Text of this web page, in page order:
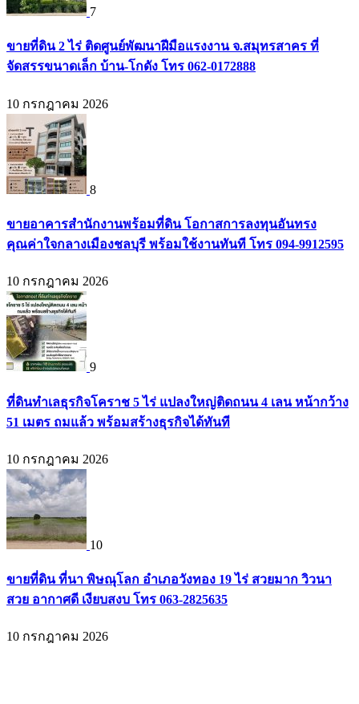
7
ขายที่ดิน 2 ไร่ ติดศูนย์พัฒนาฝีมือแรงงาน จ.สมุทรสาคร ที่
จัดสรรขนาดเล็ก บ้าน-โกดัง โทร 062-0172888
10 กรกฎาคม 2026
8
ขายอาคารสำนักงานพร้อมที่ดิน โอกาสการลงทุนอันทรง
คุณค่าใจกลางเมืองชลบุรี พร้อมใช้งานทันที โทร 094-9912595
10 กรกฎาคม 2026
9
ที่ดินทำเลธุรกิจโคราช 5 ไร่ แปลงใหญ่ติดถนน 4 เลน หน้ากว้าง
51 เมตร ถมแล้ว พร้อมสร้างธุรกิจได้ทันที
10 กรกฎาคม 2026
10
ขายที่ดิน ที่นา พิษณุโลก อำเภอวังทอง 19 ไร่ สวยมาก วิวนา
สวย อากาศดี เงียบสงบ โทร 063-2825635
10 กรกฎาคม 2026